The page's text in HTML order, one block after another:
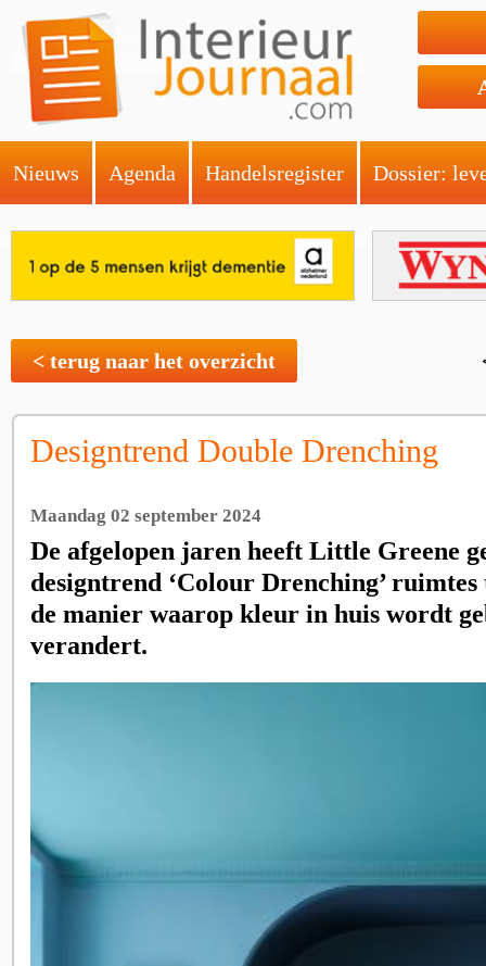
Nieuws Agenda Handelsregister Dossier:
< terug naar het overzicht
Designtrend Double Drenching
Maandag 02 september 2024
De afgelopen jaren heeft Little Greene
designtrend ‘Colour Drenching’
de manier waarop kleur in huis wordt
verandert.